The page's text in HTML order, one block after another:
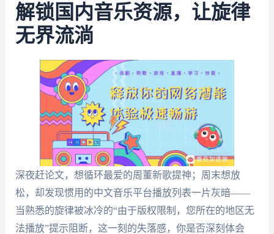
解锁国内音乐资源，让旋律
无界流淌
深夜赶论文，想循环最爱的周董新歌提神；周末想放
松，却发现惯用的中文音乐平台播放列表一片灰暗——
当熟悉的旋律被冰冷的“由于版权限制，您所在的地区无
法播放”提示阻断，这一刻的失落感，你是否深刻体会